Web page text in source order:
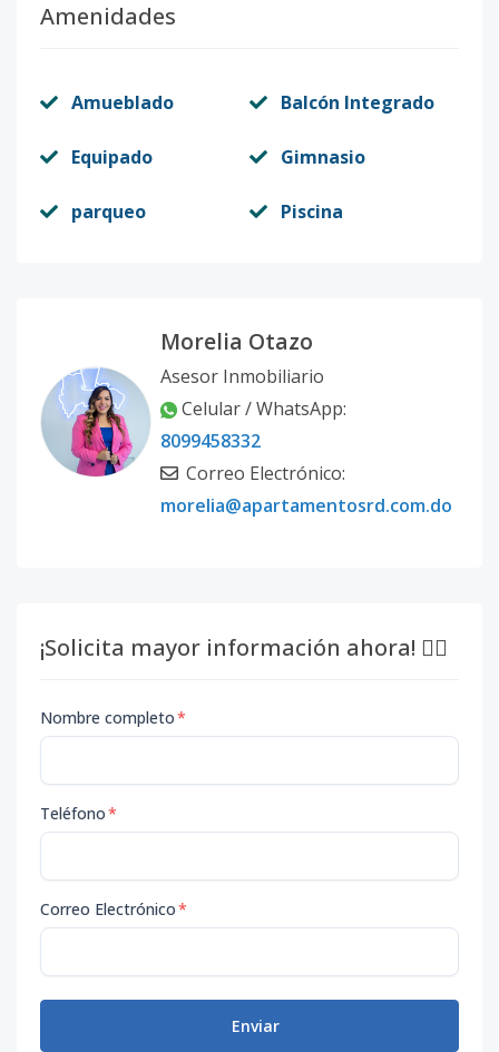
Amenidades
Amueblado Balcón Integrado
Equipado Gimnasio
parqueo Piscina
Morelia Otazo
Asesor Inmobiliario
Celular / WhatsApp:
8099458332
Correo Electrónico:
morelia@apartamentosrd.com.do
¡Solicita mayor información ahora! 👇🏽
Nombre completo*
Teléfono*
Correo Electrónico*
Enviar